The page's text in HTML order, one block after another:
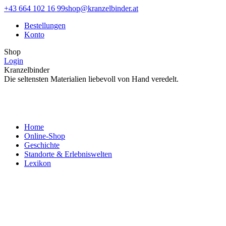
Zum
springen
Facebook
opens
window
Instagram
opens
window
+43 664 102 16 99shop@kranzelbinder.at
Bestellungen
Konto
Shop
Login
Kranzelbinder
Die seltensten Materialien liebevoll von Hand veredelt.
Home
Online-Shop
Geschichte
Standorte & Erlebniswelten
Lexikon